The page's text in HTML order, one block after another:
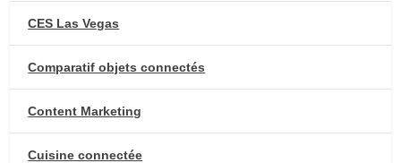
CES Las Vegas
Comparatif objets connectés
Content Marketing
Cuisine connectée